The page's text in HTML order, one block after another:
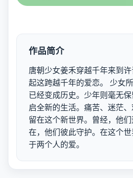
作品简介
唐朝少女姜禾穿越千年来到
起这跨越千年的爱恋。 少女
已经变成历史。少年则毫无
启全新的生活。痛苦、迷茫
留在这个新世界。曾经，他
在，他们彼此守护。在这个
于两个人的爱。